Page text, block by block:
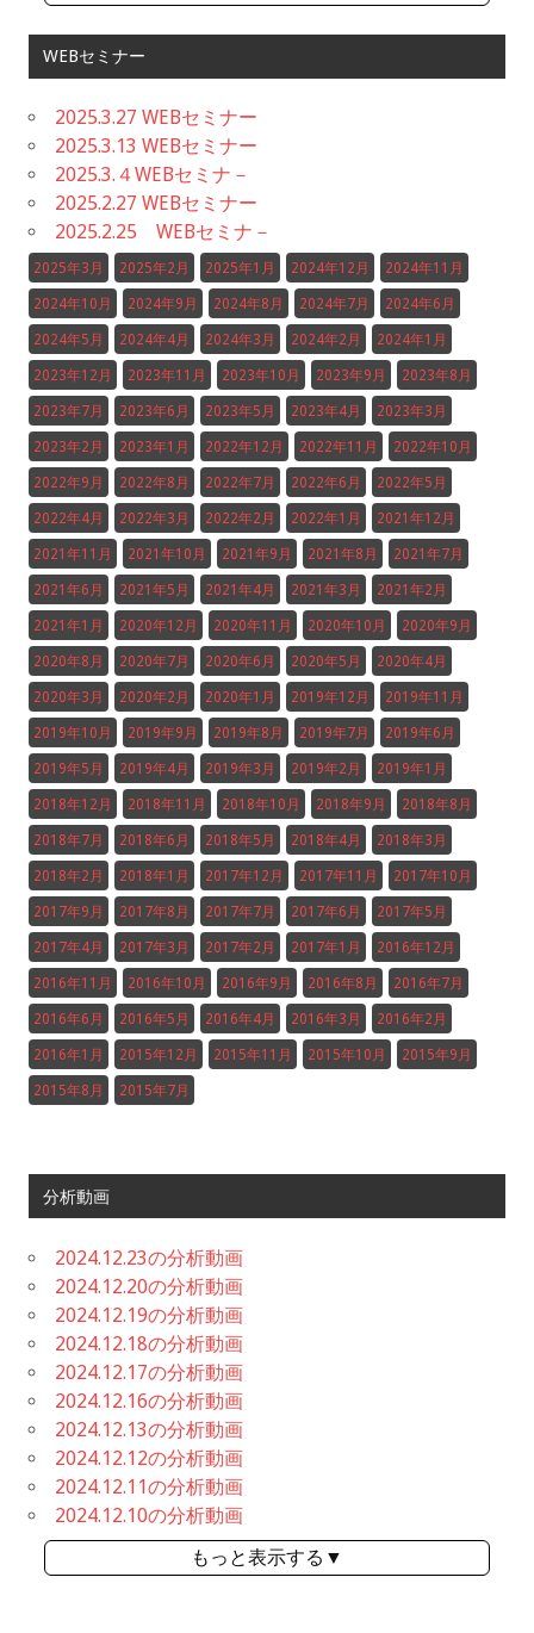
WEBセミナー
2025.3.27 WEBセミナー
2025.3.13 WEBセミナー
2025.3.４WEBセミナ－
2025.2.27 WEBセミナー
2025.2.25 WEBセミナ－
2025年3月 2025年2月 2025年1月 2024年12月 2024年11月
2024年10月 2024年9月 2024年8月 2024年7月 2024年6月
2024年5月 2024年4月 2024年3月 2024年2月 2024年1月
2023年12月 2023年11月 2023年10月 2023年9月 2023年8月
2023年7月 2023年6月 2023年5月 2023年4月 2023年3月
2023年2月 2023年1月 2022年12月 2022年11月 2022年10月
2022年9月 2022年8月 2022年7月 2022年6月 2022年5月
2022年4月 2022年3月 2022年2月 2022年1月 2021年12月
2021年11月 2021年10月 2021年9月 2021年8月 2021年7月
2021年6月 2021年5月 2021年4月 2021年3月 2021年2月
2021年1月 2020年12月 2020年11月 2020年10月 2020年9月
2020年8月 2020年7月 2020年6月 2020年5月 2020年4月
2020年3月 2020年2月 2020年1月 2019年12月 2019年11月
2019年10月 2019年9月 2019年8月 2019年7月 2019年6月
2019年5月 2019年4月 2019年3月 2019年2月 2019年1月
2018年12月 2018年11月 2018年10月 2018年9月 2018年8月
2018年7月 2018年6月 2018年5月 2018年4月 2018年3月
2018年2月 2018年1月 2017年12月 2017年11月 2017年10月
2017年9月 2017年8月 2017年7月 2017年6月 2017年5月
2017年4月 2017年3月 2017年2月 2017年1月 2016年12月
2016年11月 2016年10月 2016年9月 2016年8月 2016年7月
2016年6月 2016年5月 2016年4月 2016年3月 2016年2月
2016年1月 2015年12月 2015年11月 2015年10月 2015年9月
2015年8月 2015年7月
分析動画
2024.12.23の分析動画
2024.12.20の分析動画
2024.12.19の分析動画
2024.12.18の分析動画
2024.12.17の分析動画
2024.12.16の分析動画
2024.12.13の分析動画
2024.12.12の分析動画
2024.12.11の分析動画
2024.12.10の分析動画
もっと表示する▼